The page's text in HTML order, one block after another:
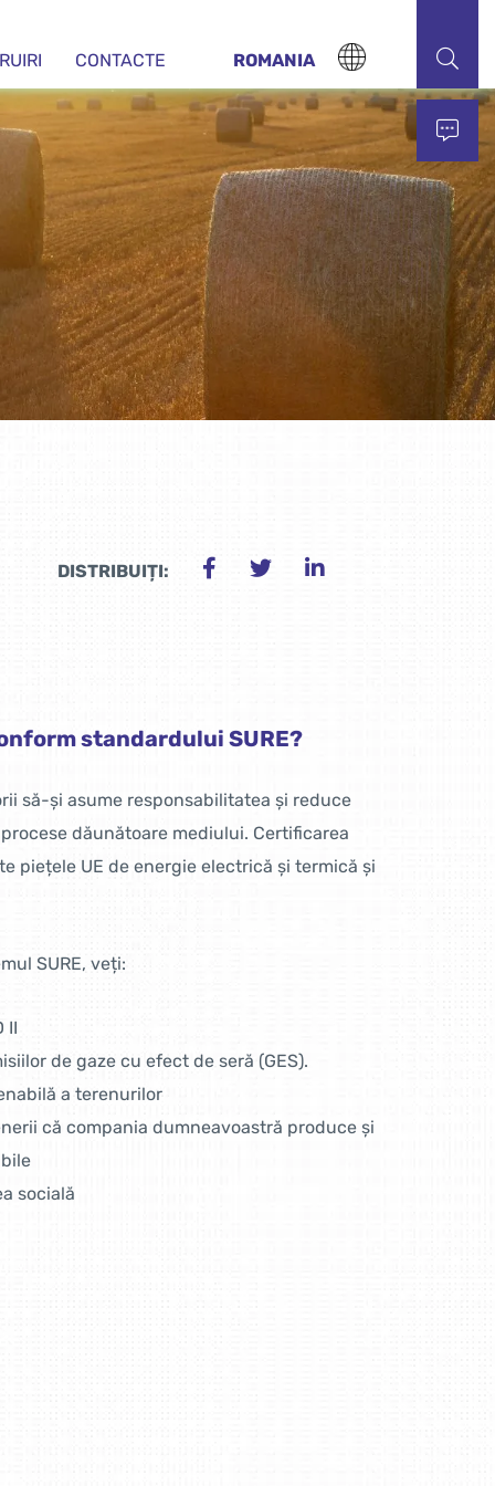
CONTACTE ROMANIA
DISTRIBUIȚI:
standardului SURE?
să-și asume responsabilitatea și reduce
dăunătoare mediului. Certificarea
piețele UE de energie electrică și termică și
SURE, veți:
II
de gaze cu efect de seră (GES).
a terenurilor
că compania dumneavoastră produce și
socială